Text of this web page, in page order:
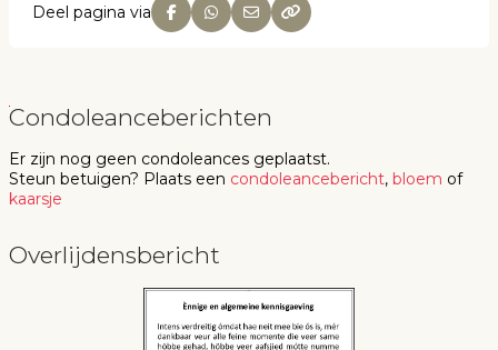
Deel pagina via
Condoleanceberichten
Er zijn nog geen condoleances geplaatst.
Steun betuigen? Plaats een condoleancebericht, bloem of
kaarsje
Overlijdensbericht